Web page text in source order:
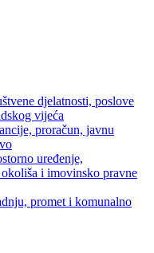
djelatnosti, poslove
vijeća
proračun, javnu
uređenje,
i imovinsko pravne
promet i komunalno